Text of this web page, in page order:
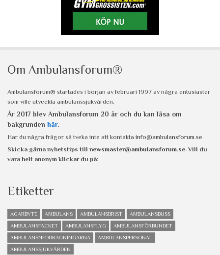
Om Ambulansforum®
Ambulansforum® startades i början av februari 1997 av några entusiaster
som ville utveckla ambulanssjukvården.
År 2017 blev Ambulansforum 20 år och du kan läsa om
bakgrunden här.
Har du några frågor så tveka inte att kontakta info@ambulansforum.se.
Skicka gärna nyhetstips till newsmaster@ambulansforum.se. Vill du
vara helt anonym klickar du på:
Etiketter
ÄGARBYTE AMBULANS AMBULANSBRIST
AMBULANSBUSS
AMBULANSFACKET
AMBULANSFLYG
AMBULANSFÖRBUNDET
AMBULANSNEDDRAGNINGARNA
AMBULANSPERSONAL
AMBULANSSJUKVÅRDEN